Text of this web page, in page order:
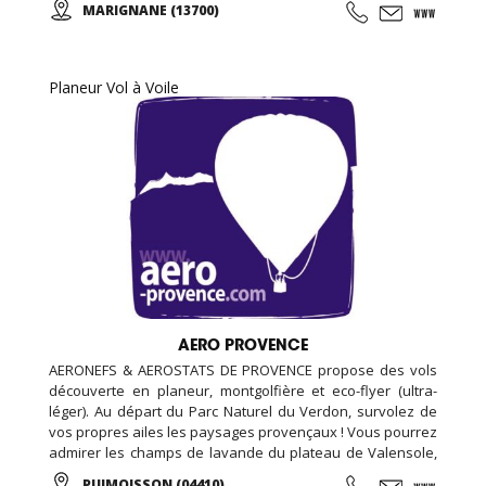
de 100m2, espace bar et détente avec billard et babyfoot
individuelle de 100m2, ...
MARIGNANE (13700)
Planeur Vol à Voile
AERO PROVENCE
AERONEFS & AEROSTATS DE PROVENCE propose des vols
découverte en planeur, montgolfière et eco-flyer (ultra-
léger). Au départ du Parc Naturel du Verdon, survolez de
vos propres ailes les paysages provençaux ! Vous pourrez
admirer les champs de lavande du plateau de Valensole,
le lac Sainte-Croix ou les gorges du Verdon tout en